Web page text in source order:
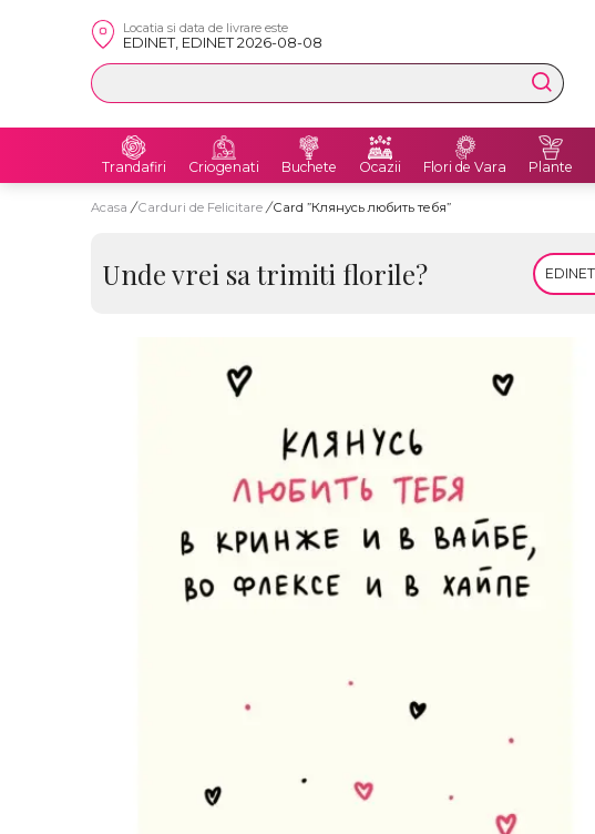
Locatia si data de livrare este
EDINET, EDINET 2026-08-08
Trandafiri Criogenati Buchete Ocazii Flori de Vara Plante
Acasa / Carduri de Felicitare / Card ”Клянусь любить тебя”
Unde vrei sa trimiti florile?